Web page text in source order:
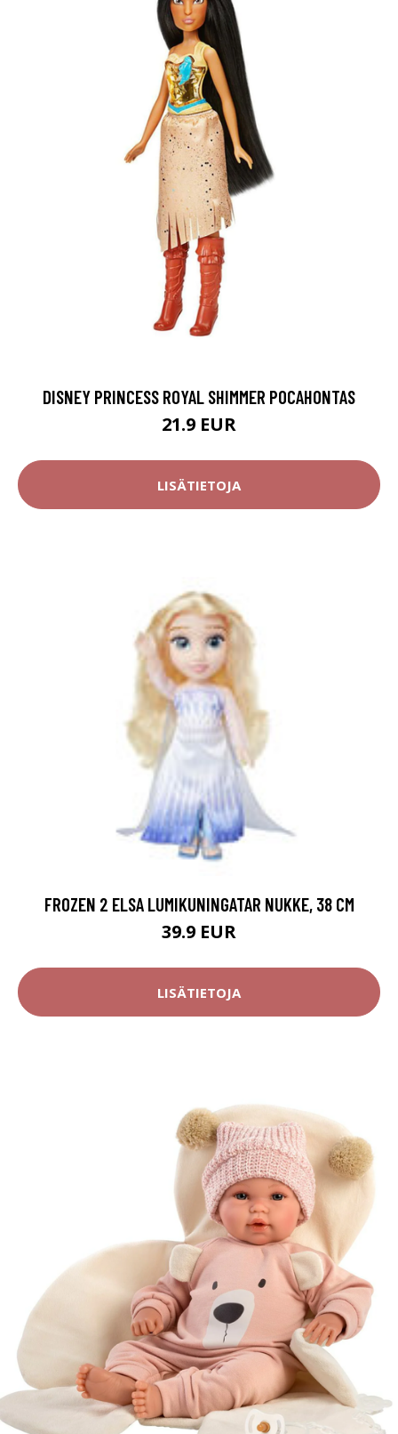
DISNEY PRINCESS ROYAL SHIMMER POCAHONTAS
21.9 EUR
LISÄTIETOJA
FROZEN 2 ELSA LUMIKUNINGATAR NUKKE, 38 CM
39.9 EUR
LISÄTIETOJA